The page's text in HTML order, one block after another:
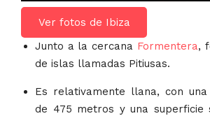
Ver fotos de Ibiza
Junto a la cercana Formentera,
de islas llamadas Pitiusas.
Es relativamente llana, con una
de 475 metros y una superficie